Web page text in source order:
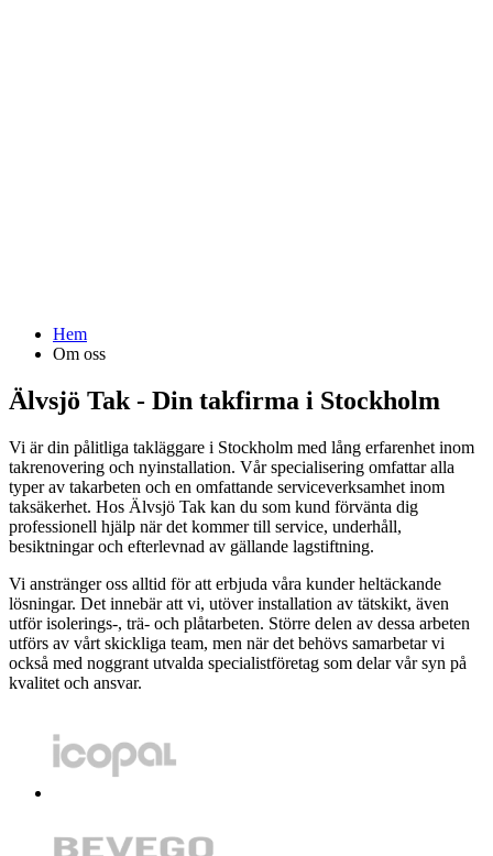
Hem
Om oss
Älvsjö Tak - Din takfirma i Stockholm
Vi är din pålitliga takläggare i Stockholm med lång erfarenhet inom
takrenovering och nyinstallation. Vår specialisering omfattar alla
typer av takarbeten och en omfattande serviceverksamhet inom
taksäkerhet. Hos Älvsjö Tak kan du som kund förvänta dig
professionell hjälp när det kommer till service, underhåll,
besiktningar och efterlevnad av gällande lagstiftning.
Vi anstränger oss alltid för att erbjuda våra kunder heltäckande
lösningar. Det innebär att vi, utöver installation av tätskikt, även
utför isolerings-, trä- och plåtarbeten. Större delen av dessa arbeten
utförs av vårt skickliga team, men när det behövs samarbetar vi
också med noggrant utvalda specialistföretag som delar vår syn på
kvalitet och ansvar.